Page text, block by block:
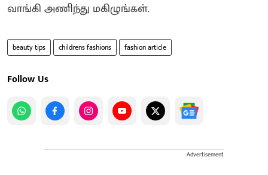
வாங்கி அணிந்து மகிழுங்கள்.
beauty tips childrens fashions fashion article
Follow Us
Advertisement